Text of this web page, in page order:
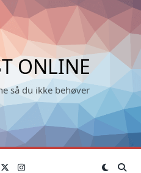
ONLINE
så du ikke behøver